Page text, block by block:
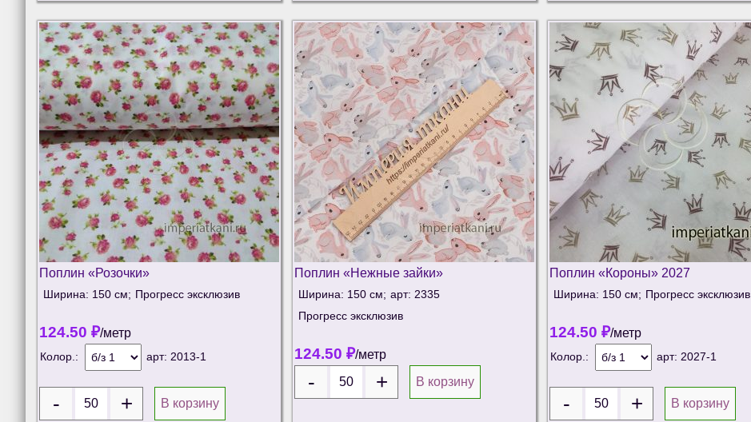
Поплин «Розочки»
Ширина: 150 см; Прогресс эксклюзив
124.50 ₽/метр
Колор.: арт: 2013-1
В корзину
Поплин «Нежные зайки»
Ширина: 150 см; арт: 2335
Прогресс эксклюзив
124.50 ₽/метр
В корзину
Поплин «Короны» 2027
Ширина: 150 см; Прогресс эксклюзив
124.50 ₽/метр
Колор.: арт: 2027-1
В корзину